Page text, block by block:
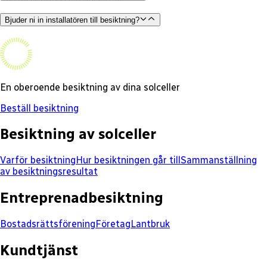
Bjuder ni in installatören till besiktning?
En oberoende besiktning av dina solceller
Beställ besiktning
Besiktning av solceller
Varför besiktningHur besiktningen går till Sammanställning
av besiktningsresultat
Entreprenadbesiktning
BostadsrättsföreningFöretagLantbruk
Kundtjänst